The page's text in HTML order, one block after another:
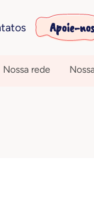
Apoie-
Nossa rede